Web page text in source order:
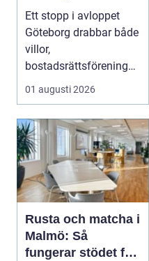
problem kan
undvikas
Ett stopp i avloppet
Göteborg drabbar både
villor,
bostadsrättsföreningar
01 augusti 2026
Rusta och matcha i
Malmö: Så
fungerar stödet för